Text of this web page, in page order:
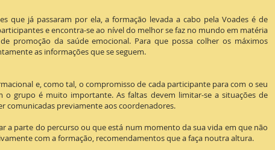
que já passaram por ela, a formação levada a cabo pela Voades é de
e encontra-se ao nível do melhor se faz no mundo em matéria
promoção da saúde emocional. Para que possa colher os máximos
as informações que se seguem.
e, como tal, o compromisso de cada participante para com o seu
o grupo é muito importante. As faltas devem limitar-se a situações de
comunicadas previamente aos coordenadores.
a parte do percurso ou que está num momento da sua vida em que não
com a formação, recomendamentos que a faça noutra altura.